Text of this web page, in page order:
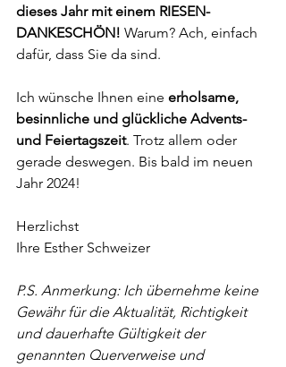
dieses Jahr mit einem RIESEN-
DANKESCHÖN! Warum? Ach, einfach
dafür, dass Sie da sind.
Ich wünsche Ihnen eine erholsame,
besinnliche und glückliche Advents-
und Feiertagszeit. Trotz allem oder
gerade deswegen. Bis bald im neuen
Jahr 2024!
Herzlichst
Ihre Esther Schweizer
P.S. Anmerkung: Ich übernehme keine
Gewähr für die Aktualität, Richtigkeit
und dauerhafte Gültigkeit der
genannten Querverweise und